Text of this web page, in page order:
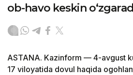
ob-havo keskin
ASTANA. Kazinform — 4-avgust
17 viloyatida dovul haqida